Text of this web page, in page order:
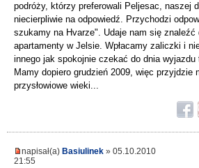
podróży, którzy preferowali Peljesac, naszej
niecierpliwie na odpowiedź. Przychodzi
szukamy na Hvarze". Udaje nam się znaleźć
apartamenty w Jelsie. Wpłacamy zaliczki i
innego jak spokojnie czekać do dnia wyjazdu
Mamy dopiero grudzień 2009, więc przyjdzie
przysłowiowe wieki...
napisał(a) Basiulinek » 05.10.2010
21:55